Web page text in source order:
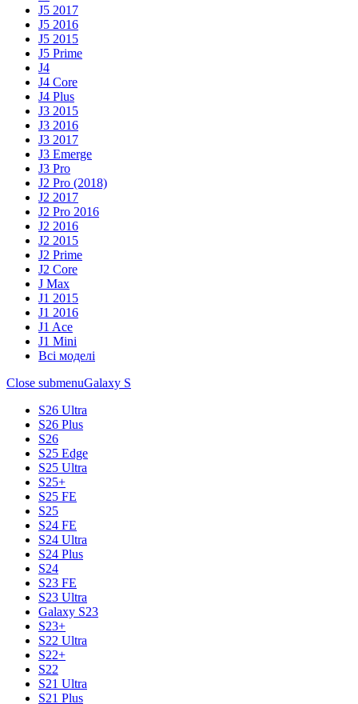
J5 2017
J5 2016
J5 2015
J5 Prime
J4
J4 Core
J4 Plus
J3 2015
J3 2016
J3 2017
J3 Emerge
J3 Pro
J2 Pro (2018)
J2 2017
J2 Pro 2016
J2 2016
J2 2015
J2 Prime
J2 Core
J Max
J1 2015
J1 2016
J1 Ace
J1 Mini
Всі моделі
Close submenuGalaxy S
S26 Ultra
S26 Plus
S26
S25 Edge
S25 Ultra
S25+
S25 FE
S25
S24 FE
S24 Ultra
S24 Plus
S24
S23 FE
S23 Ultra
Galaxy S23
S23+
S22 Ultra
S22+
S22
S21 Ultra
S21 Plus